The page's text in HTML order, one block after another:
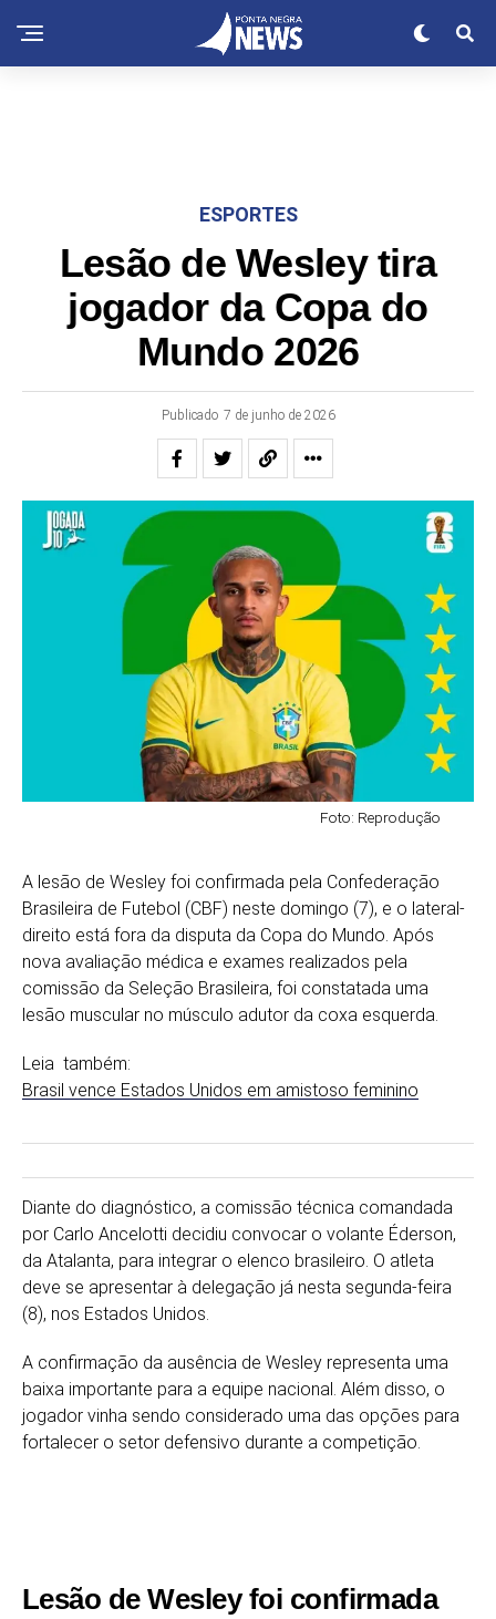
ESPORTES
Lesão de Wesley tira
jogador da Copa do
Mundo 2026
Publicado 7 de junho de 2026
Foto: Reprodução
A lesão de Wesley foi confirmada pela Confederação
Brasileira de Futebol (CBF) neste domingo (7), e o lateral-
direito está fora da disputa da Copa do Mundo. Após
nova avaliação médica e exames realizados pela
comissão da Seleção Brasileira, foi constatada uma
lesão muscular no músculo adutor da coxa esquerda.
Leia também:
Brasil vence Estados Unidos em amistoso feminino
Diante do diagnóstico, a comissão técnica comandada
por Carlo Ancelotti decidiu convocar o volante Éderson,
da Atalanta, para integrar o elenco brasileiro. O atleta
deve se apresentar à delegação já nesta segunda-feira
(8), nos Estados Unidos.
A confirmação da ausência de Wesley representa uma
baixa importante para a equipe nacional. Além disso, o
jogador vinha sendo considerado uma das opções para
fortalecer o setor defensivo durante a competição.
Lesão de Wesley foi confirmada